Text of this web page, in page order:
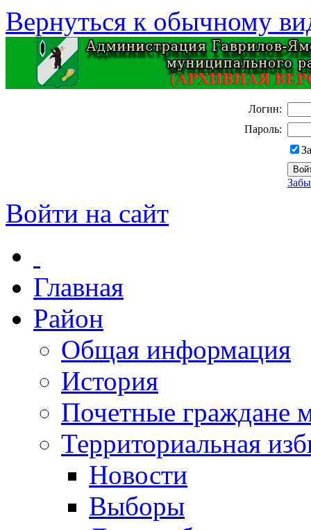
Вернуться к обычному
Логин:
Пароль:
Войти на сайт
Главная
Район
Общая информация
История
Почетные граждане
Территориальная
Новости
Выборы